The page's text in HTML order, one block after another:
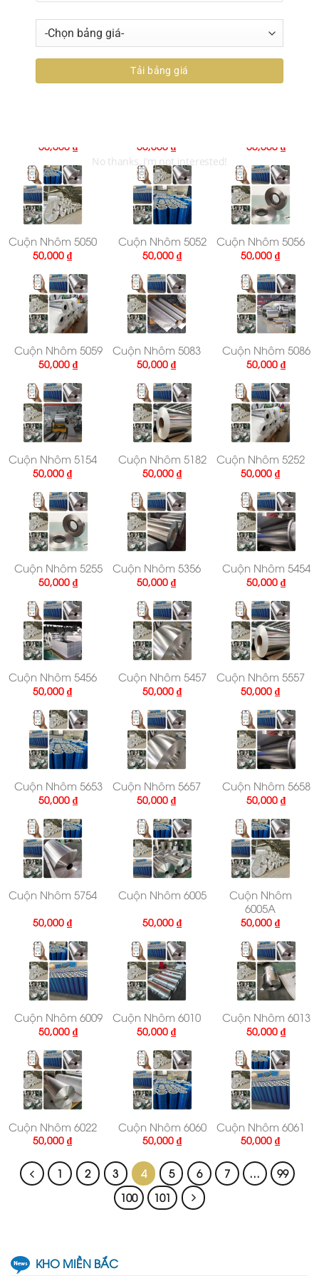
Cuộn Nhôm 4543
50,000₫
Cuộn Nhôm 5005 Cuộn Nhôm 5010
50,000₫
50,000₫ 50,000₫ 50,000₫
Cuộn Nhôm 5050
50,000₫
Cuộn Nhôm 5052
50,000₫
Cuộn Nhôm 5056
50,000₫
Cuộn Nhôm 5059
50,000₫
Cuộn Nhôm 5083
50,000₫
Cuộn Nhôm 5086
50,000₫
Cuộn Nhôm 5154
50,000₫
Cuộn Nhôm 5182
50,000₫
Cuộn Nhôm 5252
50,000₫
Cuộn Nhôm 5255
50,000₫
Cuộn Nhôm 5356
50,000₫
Cuộn Nhôm 5454
50,000₫
Cuộn Nhôm 5456
50,000₫
Cuộn Nhôm 5457
50,000₫
Cuộn Nhôm 5557
50,000₫
Cuộn Nhôm 5653
50,000₫
Cuộn Nhôm 5657
50,000₫
Cuộn Nhôm 5658
50,000₫
Cuộn Nhôm 5754
50,000₫
Cuộn Nhôm 6005
50,000₫
Cuộn Nhôm
6005A
50,000₫
Cuộn Nhôm 6009
50,000₫
Cuộn Nhôm 6010
50,000₫
Cuộn Nhôm 6013
50,000₫
Cuộn Nhôm 6022
50,000₫
Cuộn Nhôm 6060
50,000₫
Cuộn Nhôm 6061
50,000₫
1 2 3 4 5 6 7 …
99
100
101
KHO MIỀN BẮC
No thanks, I’m not interested!